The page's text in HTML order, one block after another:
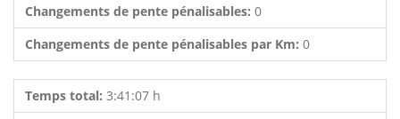
Changements de pente pénalisables: 0
Changements de pente pénalisables par Km: 0
Temps total: 3:41:07 h